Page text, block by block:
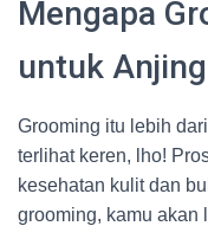
Mengapa
untuk
Grooming itu lebih
terlihat keren, lho!
kesehatan kulit dan
grooming, kamu akan